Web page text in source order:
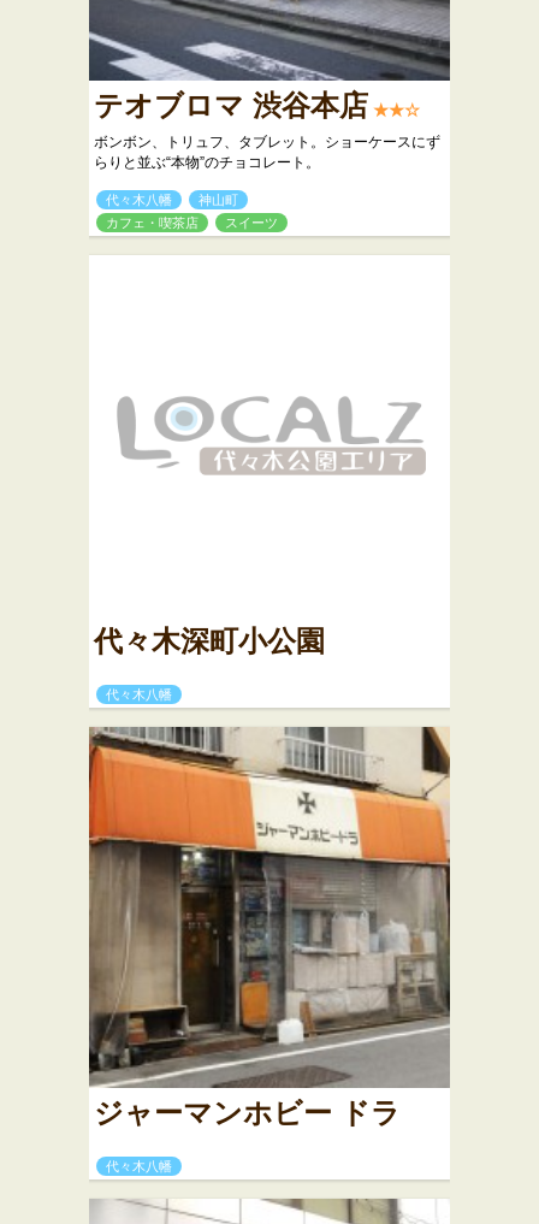
テオブロマ 渋谷本店 ★★☆
ボンボン、トリュフ、タブレット。ショーケースにず
らりと並ぶ“本物”のチョコレート。
代々木八幡
神山町
カフェ・喫茶店
スイーツ
代々木深町小公園
代々木八幡
ジャーマンホビー ドラ
代々木八幡